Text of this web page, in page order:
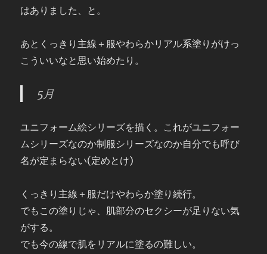
はありました、と。
あとくっきり主線＋服やわらかリアル系塗りがけっ
こういいなと思い始めたり。
5月
ユニフォーム絵シリーズを描く。これがユニフォー
ムシリーズなのか制服シリーズなのか自分でも呼び
名が定まらない(定めとけ)
くっきり主線＋服だけやわらか塗り続行。
でもこの塗りじゃ、肌部分のセクシーが足りない気
がする。
でも今の線で肌をリアルに塗るの難しい。